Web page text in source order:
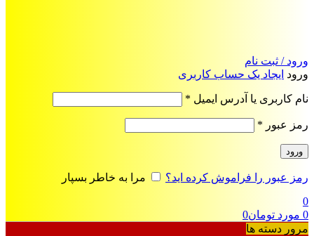
ورود / ثبت نام
ورود ایجاد یک حساب کاربری
نام کاربری یا آدرس ایمیل *
رمز عبور *
ورود
رمز عبور را فراموش کرده اید؟
مرا به خاطر بسپار
0
0 مورد تومان0
مرور دسته ها